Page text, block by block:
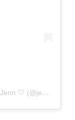
Una publicación compartida de Nails by Jenn 🤍 (@jenncordxnails)